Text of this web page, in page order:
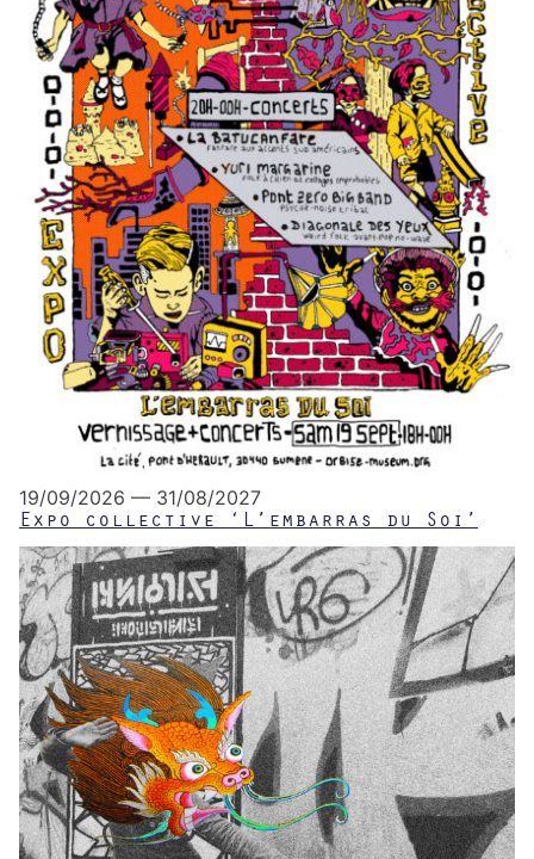
19/09/2026 — 31/08/2027
Expo collective ‘L’embarras du Soi’